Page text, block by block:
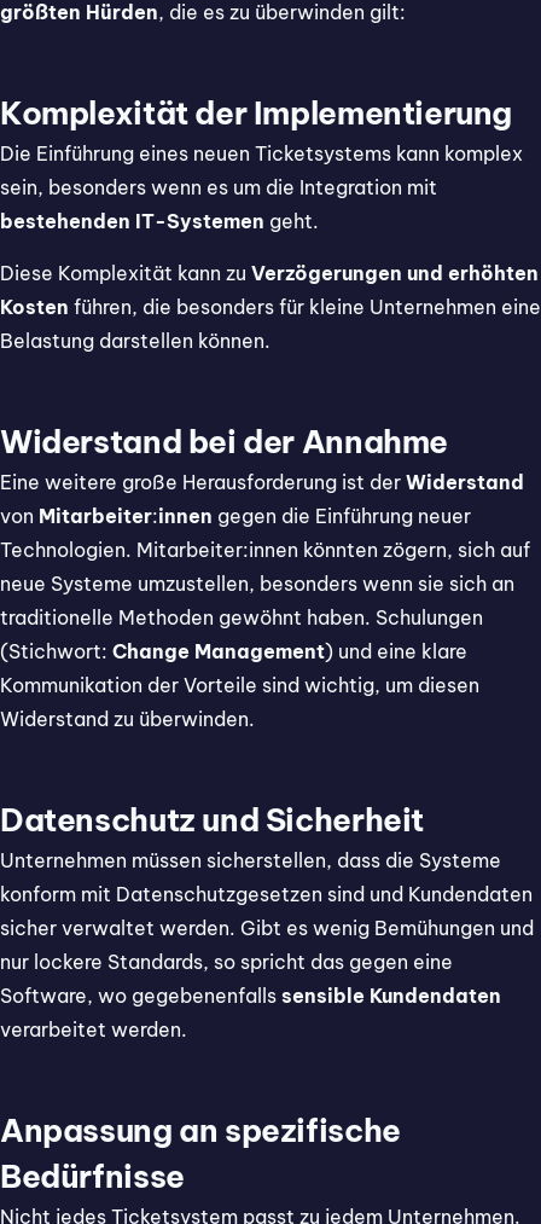
größten Hürden, die es zu überwinden gilt:
Komplexität der Implementierung
Die Einführung eines neuen Ticketsystems kann komplex
sein, besonders wenn es um die Integration mit
bestehenden IT-Systemen geht.
Diese Komplexität kann zu Verzögerungen und erhöhten
Kosten führen, die besonders für kleine Unternehmen eine
Belastung darstellen können.
Widerstand bei der Annahme
Eine weitere große Herausforderung ist der Widerstand
von Mitarbeiter:innen gegen die Einführung neuer
Technologien. Mitarbeiter:innen könnten zögern, sich auf
neue Systeme umzustellen, besonders wenn sie sich an
traditionelle Methoden gewöhnt haben. Schulungen
(Stichwort: Change Management) und eine klare
Kommunikation der Vorteile sind wichtig, um diesen
Widerstand zu überwinden.
Datenschutz und Sicherheit
Unternehmen müssen sicherstellen, dass die Systeme
konform mit Datenschutzgesetzen sind und Kundendaten
sicher verwaltet werden. Gibt es wenig Bemühungen und
nur lockere Standards, so spricht das gegen eine
Software, wo gegebenenfalls sensible Kundendaten
verarbeitet werden.
Anpassung an spezifische
Bedürfnisse
Nicht jedes Ticketsystem passt zu jedem Unternehmen.